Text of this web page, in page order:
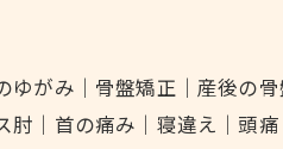
がみ｜骨盤矯正｜産後の
肘｜首の痛み｜寝違え｜頭